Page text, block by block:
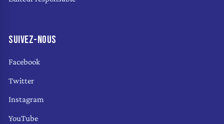
SUIVEZ-NOUS
Facebook
Twitter
Instagram
YouTube